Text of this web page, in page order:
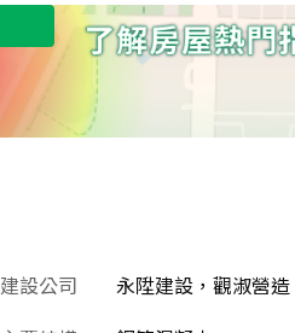
建設公司
永陞建設，觀淑營造